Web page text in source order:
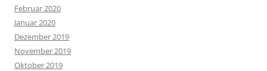
Februar 2020
Januar 2020
Dezember 2019
November 2019
Oktober 2019